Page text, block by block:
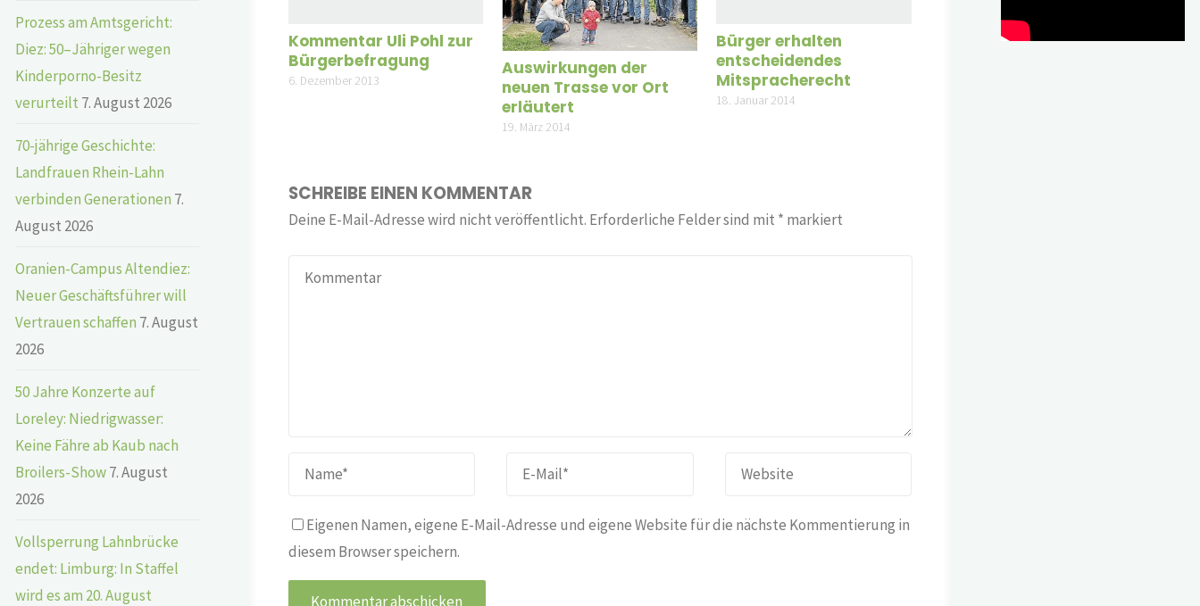
Kommentar Uli Pohl zur
Bürgerbefragung
6. Dezember 2013
Auswirkungen der
neuen Trasse vor Ort
erläutert
19. März 2014
Bürger erhalten
entscheidendes
Mitspracherecht
18. Januar 2014
SCHREIBE EINEN KOMMENTAR
Deine E-Mail-Adresse wird nicht veröffentlicht. Erforderliche Felder sind mit * markiert
Eigenen Namen, eigene E-Mail-Adresse und eigene Website für die nächste Kommentierung in
diesem Browser speichern.
Prozess am Amtsgericht:
Diez: 50–Jähriger wegen
Kinderporno-Besitz
verurteilt 7. August 2026
70-jährige Geschichte:
Landfrauen Rhein-Lahn
verbinden Generationen 7.
August 2026
Oranien-Campus Altendiez:
Neuer Geschäftsführer will
Vertrauen schaffen 7. August
2026
50 Jahre Konzerte auf
Loreley: Niedrigwasser:
Keine Fähre ab Kaub nach
Broilers-Show7. August
2026
Vollsperrung Lahnbrücke
endet: Limburg: In Staffel
wird es am 20. August